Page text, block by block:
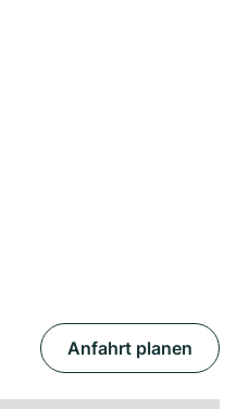
Anfahrt planen